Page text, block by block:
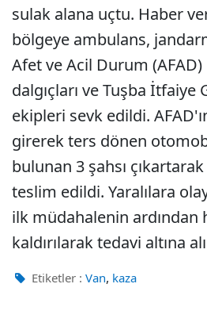
sulak alana uçtu. Haber
bölgeye ambulans,
Afet ve Acil Durum
dalgıçları ve Tuşba
ekipleri sevk edildi.
girerek ters dönen
bulunan 3 şahsı
teslim edildi. Yaralılara
ilk müdahalenin ardından
kaldırılarak tedavi altına
Etiketler : Van, kaza